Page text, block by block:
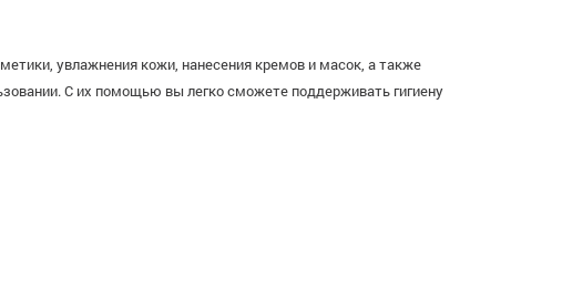
увлажнения кожи, нанесения кремов и масок, а также
С их помощью вы легко сможете поддерживать гигиену